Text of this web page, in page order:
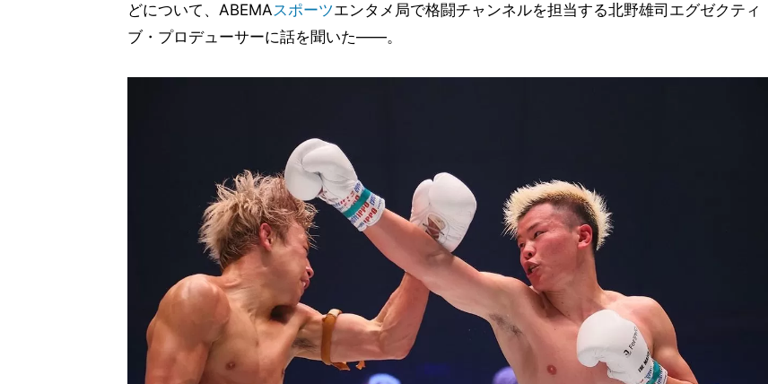
どについて、ABEMAスポーツエンタメ局で格闘チャンネルを担当する北野雄司エグゼクティ
ブ・プロデューサーに話を聞いた――。